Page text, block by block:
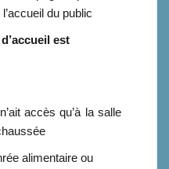
l’accueil du public
est
accès qu’à la salle
alimentaire ou